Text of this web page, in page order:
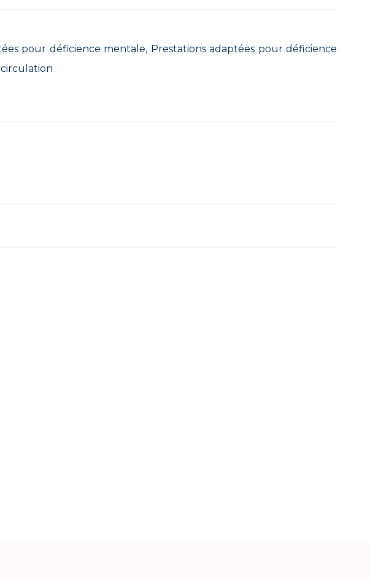
pour déficience mentale, Prestations adaptées pour déficience